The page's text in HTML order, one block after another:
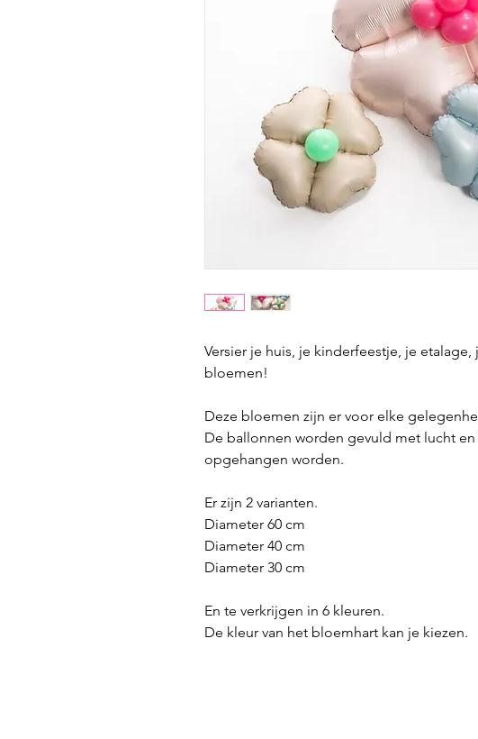
Versier je huis, je kinderfeestje, je
bloemen!
Deze bloemen zijn er voor elke
De ballonnen worden gevuld met lucht
opgehangen worden.
Er zijn 2 varianten.
Diameter 60 cm
Diameter 40 cm
Diameter 30 cm
En te verkrijgen in 6 kleuren.
De kleur van het bloemhart kan je kiezen.